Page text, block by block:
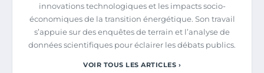
innovations technologiques et les impacts socio-
économiques de la transition énergétique. Son travail
s’appuie sur des enquêtes de terrain et l’analyse de
données scientifiques pour éclairer les débats publics.
VOIR TOUS LES ARTICLES ›